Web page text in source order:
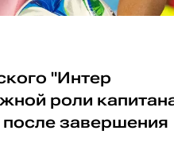
"Интер
роли
после завершения